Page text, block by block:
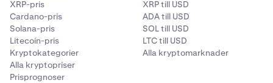
XRP-pris
Cardano-pris
Solana-pris
Litecoin-pris
Kryptokategorier
Alla kryptopriser
Prisprognoser
XRP till USD
ADA till USD
SOL till USD
LTC till USD
Alla kryptomarknader